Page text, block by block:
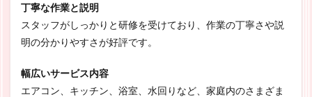
丁寧な作業と説明
スタッフがしっかりと研修を受けており、作業の丁寧さや説
明の分かりやすさが好評です。
幅広いサービス内容
エアコン、キッチン、浴室、水回りなど、家庭内のさまざま